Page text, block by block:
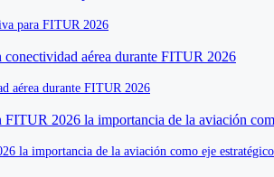
para FITUR 2026
aérea durante FITUR 2026
la importancia de la aviación como eje